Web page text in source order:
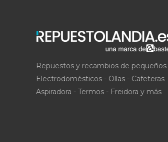
Repuestos y recambios de pequeños
Electrodomésticos - Ollas - Cafeteras
Aspiradora - Termos - Freidora y más